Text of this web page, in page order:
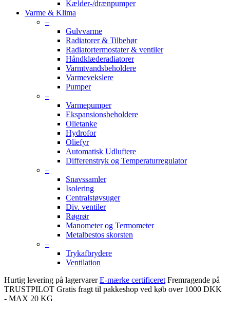
Kælder-/drænpumper
Varme & Klima
–
Gulvvarme
Radiatorer & Tilbehør
Radiatortermostater & ventiler
Håndklæderadiatorer
Varmtvandsbeholdere
Varmevekslere
Pumper
–
Varmepumper
Ekspansionsbeholdere
Olietanke
Hydrofor
Oliefyr
Automatisk Udluftere
Differenstryk og Temperaturregulator
–
Snavssamler
Isolering
Centralstøvsuger
Div. ventiler
Røgrør
Manometer og Termometer
Metalbestos skorsten
–
Trykafbrydere
Ventilation
Hurtig levering på lagervarer E-mærke certificeret Fremragende på
TRUSTPILOT Gratis fragt til pakkeshop ved køb over 1000 DKK
- MAX 20 KG